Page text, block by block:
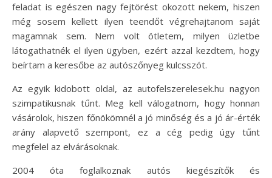
feladat is egészen nagy fejtörést okozott nekem, hiszen
még sosem kellett ilyen teendőt végrehajtanom saját
magamnak sem. Nem volt ötletem, milyen üzletbe
látogathatnék el ilyen ügyben, ezért azzal kezdtem, hogy
beírtam a keresőbe az autószőnyeg kulcsszót.
Az egyik kidobott oldal, az autofelszerelesek.hu nagyon
szimpatikusnak tűnt. Meg kell válogatnom, hogy honnan
vásárolok, hiszen főnökömnél a jó minőség és a jó ár-érték
arány alapvető szempont, ez a cég pedig úgy tűnt
megfelel az elvárásoknak.
2004 óta foglalkoznak autós kiegészítők és